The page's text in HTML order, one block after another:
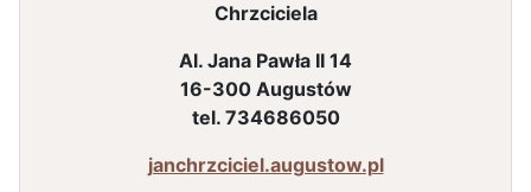
Chrzciciela
Al. Jana Pawła II 14
16-300 Augustów
tel. 734686050
janchrzciciel.augustow.pl